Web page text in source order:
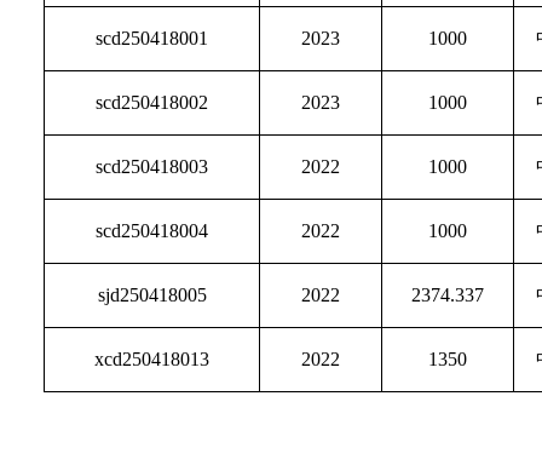
scd250418001 2023 1000
scd250418002 2023 1000
scd250418003 2022 1000
scd250418004 2022 1000
sjd250418005 2022 2374.337
xcd250418013 2022 1350